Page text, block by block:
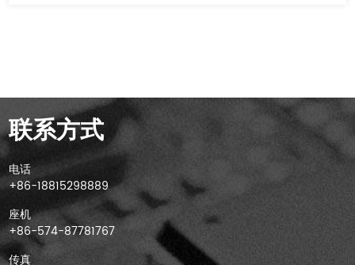
联系方式
电话
+86-18815298889
座机
+86-574-87781767
传真